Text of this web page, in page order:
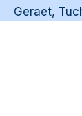
Geraet,